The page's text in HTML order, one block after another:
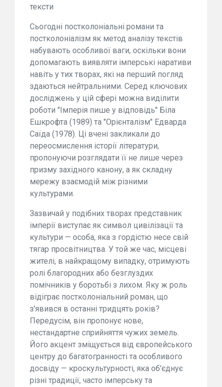
тексти
Сьогодні постколоніальні романи та
постколоніалізм як метод аналізу текстів
набувають особливої ваги, оскільки вони
допомагають виявляти імперські наративи
навіть у тих творах, які на перший погляд
здаються нейтральними. Серед ключових
досліджень у цій сфері можна виділити
роботи "Імперія пише у відповідь" Біла
Ешкрофта (1989) та "Орієнталізм" Едварда
Саїда (1978). Ці вчені закликали до
переосмислення історії літератури,
пропонуючи розглядати її не лише через
призму західного канону, а як складну
мережу взаємодій між різними
культурами.
Зазвичай у подібних творах представник
імперії виступає як символ цивілізації та
культури — особа, яка з гордістю несе свій
тягар просвітництва. У той же час, місцеві
жителі, в найкращому випадку, отримують
ролі благородних або безглуздих
помічників у боротьбі з лихом. Яку ж роль
відіграє постколоніальний роман, що
з'явився в останні тридцять років?
Передусім, він пропонує нове,
нестандартне сприйняття чужих земель.
Його акцент зміщується від європейського
центру до багатогранності та особливого
досвіду — кроскультурності, яка об'єднує
різні традиції, часто імперську та